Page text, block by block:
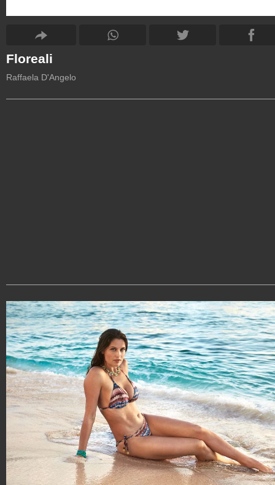
Floreali
Raffaela D'Angelo